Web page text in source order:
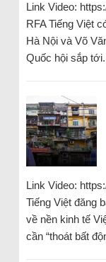
Link Video:
RFA Tiếng Việt
Hà Nội và Võ
Quốc hội sắp
Link Video:
Tiếng Việt đăng
về nền kinh tế
cần “thoát bất